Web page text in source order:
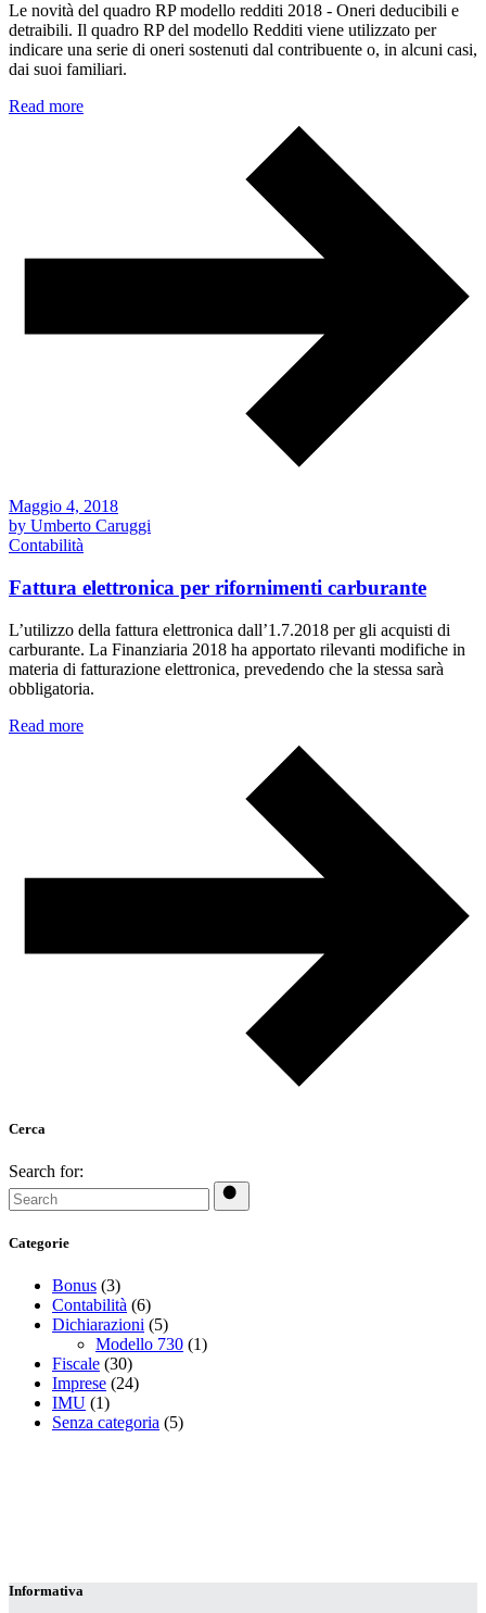
Le novità del quadro RP modello redditi 2018 - Oneri deducibili e
detraibili. Il quadro RP del modello Redditi viene utilizzato per
indicare una serie di oneri sostenuti dal contribuente o, in alcuni casi,
dai suoi familiari.
Read more
Maggio 4, 2018
by Umberto Caruggi
Contabilità
Fattura elettronica per rifornimenti carburante
L’utilizzo della fattura elettronica dall’1.7.2018 per gli acquisti di
carburante. La Finanziaria 2018 ha apportato rilevanti modifiche in
materia di fatturazione elettronica, prevedendo che la stessa sarà
obbligatoria.
Read more
Cerca
Search for:
Categorie
Bonus (3)
Contabilità (6)
Dichiarazioni (5)
Modello 730 (1)
Fiscale (30)
Imprese (24)
IMU (1)
Senza categoria (5)
Informativa